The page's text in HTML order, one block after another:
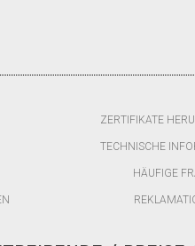
ZERTIFIKATE
TECHNISCHE
HÄUFIGE